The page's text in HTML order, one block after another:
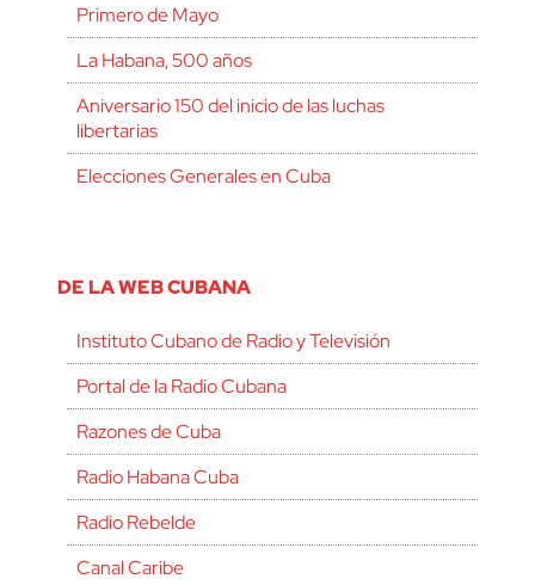
Primero de Mayo
La Habana, 500 años
Aniversario 150 del inicio de las luchas
libertarias
Elecciones Generales en Cuba
DE LA WEB CUBANA
Instituto Cubano de Radio y Televisión
Portal de la Radio Cubana
Razones de Cuba
Radio Habana Cuba
Radio Rebelde
Canal Caribe